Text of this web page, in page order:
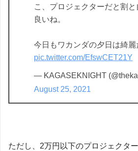
こ、プロジェクターだと割
良いね。
今日もワカンダの夕日は綺麗
pic.twitter.com/EfswCET21Y
— KAGASEKNIGHT
August 25, 2021
ただし、2万円以下のプロジェクタ